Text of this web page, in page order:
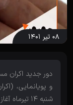
۰۸ تیر ۱۴۰۱
دور جدید اکران
و پویانمایی،
شنبه ۱۴ تیرماه آغاز می‌شود.